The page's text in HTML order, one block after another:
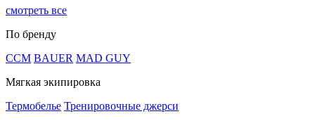
смотреть все
По бренду
CCM BAUER MAD GUY
Мягкая экипировка
Термобелье Тренировочные джерси